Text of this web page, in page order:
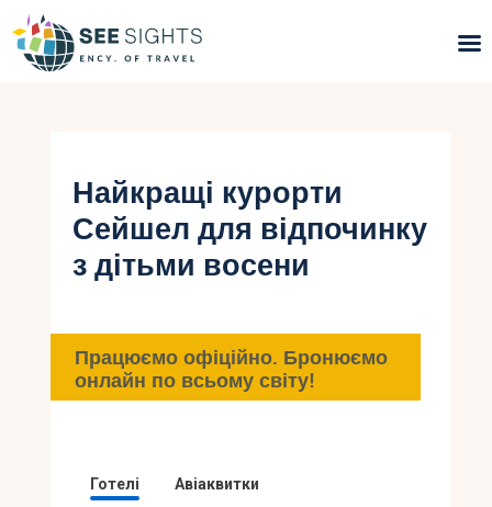
Гарячі тури
Типи Турів
Країни
Інфо
Блог
Найкращі курорти
Сейшел для відпочинку
з дітьми восени
Працюємо офіційно. Бронюємо
онлайн по всьому світу!